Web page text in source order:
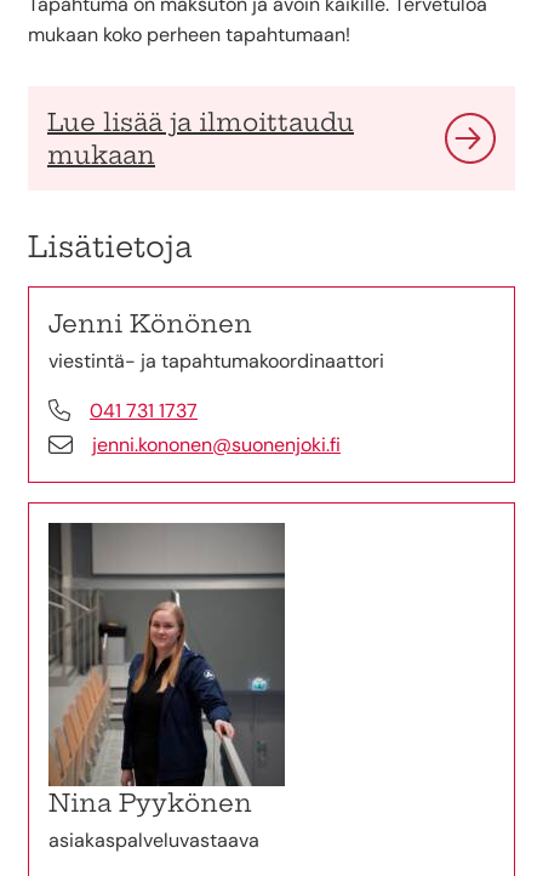
mukaan koko perheen tapahtumaan!
Lue lisää ja ilmoittaudu
mukaan
Lisätietoja
Jenni Könönen
viestintä- ja tapahtumakoordinaattori
041 731 1737
jenni.kononen@suonenjoki.fi
Nina Pyykönen
asiakaspalveluvastaava